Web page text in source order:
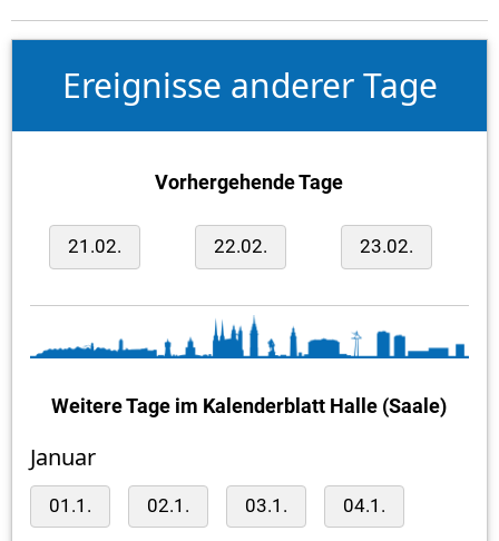
Ereignisse anderer Tage
Vorhergehende Tage
21.02. 22.02. 23.02.
Weitere Tage im Kalenderblatt Halle (Saale)
Januar
01.1. 02.1. 03.1. 04.1.